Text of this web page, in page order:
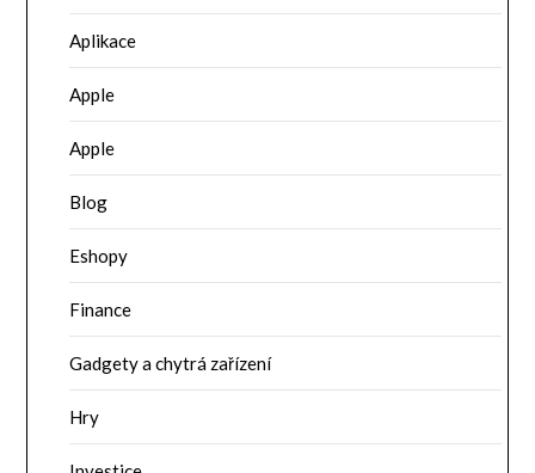
Aplikace
Apple
Apple
Blog
Eshopy
Finance
Gadgety a chytrá zařízení
Hry